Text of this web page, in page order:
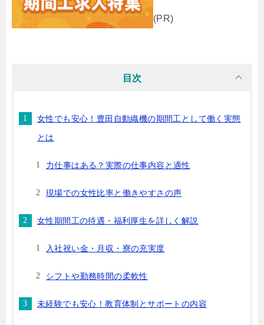
(PR)
目次
女性でも安心！豊田自動織機の期間工として働く実態
とは
力仕事はある？実際の仕事内容と適性
現場での女性比率と働きやすさの声
女性期間工の待遇・福利厚生を詳しく解説
入社祝い金・月収・寮の充実度
シフトや勤務時間の柔軟性
未経験でも安心！教育体制とサポートの内容